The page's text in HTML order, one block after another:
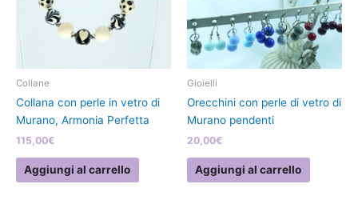
Collane
Collana con perle in vetro di
Murano, Armonia Perfetta
115,00€
Aggiungi al carrello
Gioielli
Orecchini con perle di vetro di
Murano pendenti
20,00€
Aggiungi al carrello